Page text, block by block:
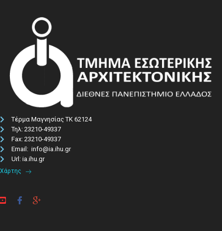
Τέρμα Μαγνησίας ΤΚ 62124
Τηλ: 23210-49337​
Fax: 23210-49337
Email: info@ia.ihu.gr
Url: ia.ihu.gr
Χάρτης